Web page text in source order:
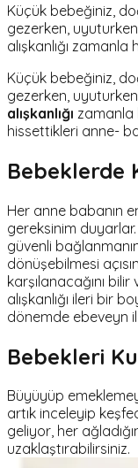
Küçük bebeğiniz,
gezerken, uyuturken
alışkanlığı
Küçük bebeğiniz,
gezerken, uyuturken
alışkanlığı zamanla
hissettikleri anne-
Bebeklerde
Her anne babanın
gereksinim
güvenli
dönüşebilmesi
karşılanacağını
alışkanlığı ileri bir
dönemde ebeveyn
Bebekleri
Büyüyüp
artık inceleyip
geliyor, her
uzaklaştırabilirsiniz.